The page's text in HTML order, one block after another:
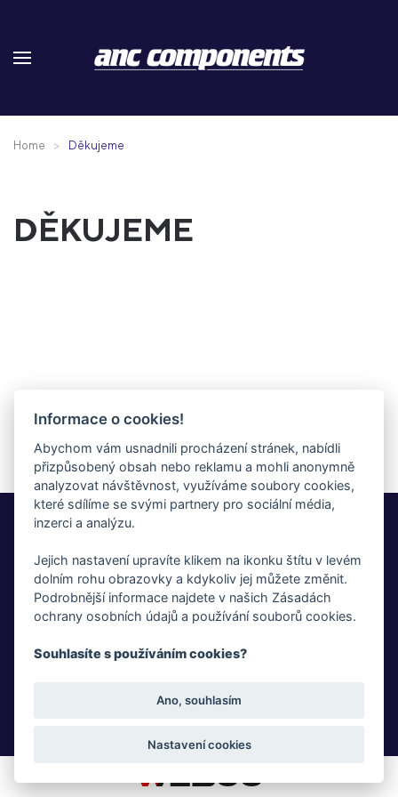
Home Děkujeme
DĚKUJEME
Fotogalerie
Novinky
Ke stažení
Informace o cookies!
Abychom vám usnadnili procházení stránek, nabídli
přizpůsobený obsah nebo reklamu a mohli anonymně
analyzovat návštěvnost, využíváme soubory cookies,
které sdílíme se svými partnery pro sociální média,
inzerci a analýzu.
Jejich nastavení upravíte klikem na ikonku štítu v levém
dolním rohu obrazovky a kdykoliv jej můžete změnit.
Podrobnější informace najdete v našich Zásadách
ochrany osobních údajů a používání souborů cookies.
Souhlasíte s používáním cookies?
Ano, souhlasím
Nastavení cookies